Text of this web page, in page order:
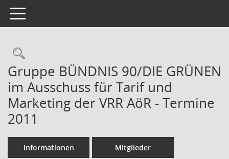
Toggle navigation
Rechercheauswahl
Gruppe BÜNDNIS 90/DIE GRÜNEN
im Ausschuss für Tarif und
Marketing der VRR AöR - Termine
2011
Informationen Mitglieder